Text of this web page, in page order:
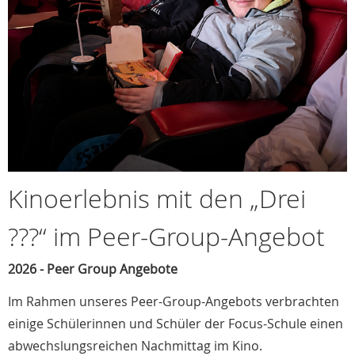
Kinoerlebnis mit den „Drei
???“ im Peer-Group-Angebot
2026 - Peer Group Angebote
Im Rahmen unseres Peer-Group-Angebots verbrachten
einige Schülerinnen und Schüler der Focus-Schule einen
abwechslungsreichen Nachmittag im Kino.